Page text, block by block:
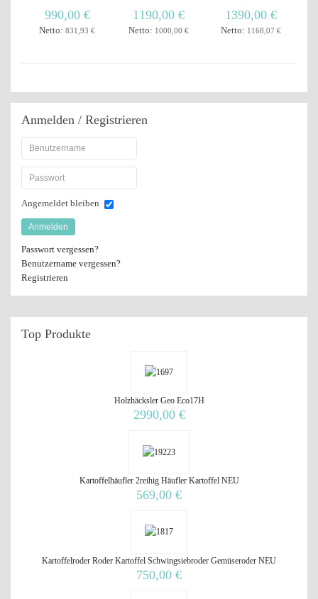
990,00 €
Netto:831,93 €
1190,00 €
Netto: 1000,00 €
1390,00 €
Netto: 1168,07 €
Anmelden / Registrieren
Angemeldet bleiben
Anmelden
Passwort vergessen?
Benutzername vergessen?
Registrieren
Top Produkte
Holzhäcksler Geo Eco17H
2990,00 €
Kartoffelhäufler 2reihig Häufler Kartoffel NEU
569,00 €
Kartoffelroder Roder Kartoffel Schwingsiebroder Gemüseroder NEU
750,00 €